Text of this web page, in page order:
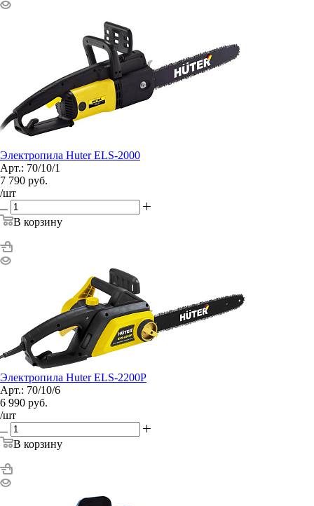
Электропила Huter ELS-2000
Арт.: 70/10/1
7 790 руб.
/шт
В корзину
Электропила Huter ELS-2200P
Арт.: 70/10/6
6 990 руб.
/шт
В корзину